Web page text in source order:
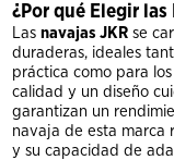
¿Por qué Elegir las
Lasnavajas JKR se
duraderas, ideales
práctica como para
calidad y un diseño
garantizan un
navaja de esta marca
y su capacidad de